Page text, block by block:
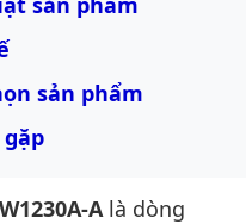
sản phẩm
A là dòng